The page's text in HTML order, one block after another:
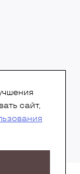
© Радио 7
сайт,